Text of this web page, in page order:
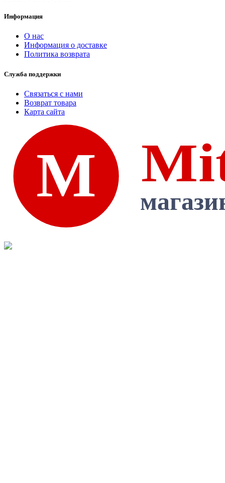
Информация
О нас
Информация о доставке
Политика возврата
Служба поддержки
Связаться с нами
Возврат товара
Карта сайта